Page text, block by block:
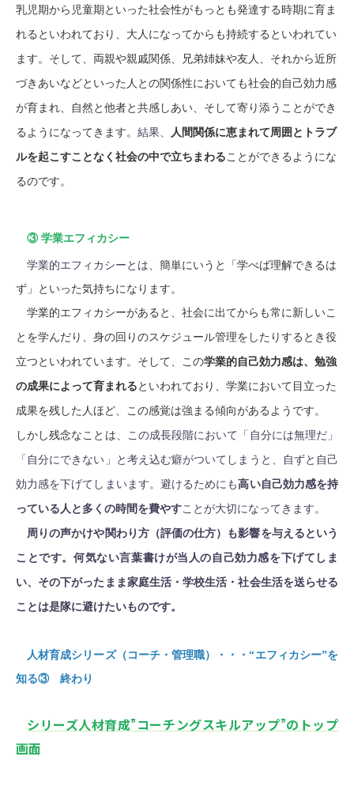
乳児期から児童期といった社会性がもっとも発達する時期に育ま
れるといわれており、大人になってからも持続するといわれてい
ます。そして、両親や親戚関係、兄弟姉妹や友人、それから近所
づきあいなどといった人との関係性においても社会的自己効力感
が育まれ、自然と他者と共感しあい、そして寄り添うことができ
るようになってきます。 結果、 人間関係に恵まれて周囲とトラブ
ルを起こすことなく社会の中で立ちまわる ことができるようにな
るのです。
③ 学業エフィカシー
学業的エフィカシーとは、 簡単にいうと「学べば理解できるは
ず」といった気持ちになります。
学業的エフィカシーがあると、社会に出てからも常に新しいこ
とを学んだり、身の回りのスケジュール管理をしたりするとき役
立つといわれています。そして、この学業的自己効力感は、勉強
の成果によって育まれる といわれており、学業において目立った
成果を残した人ほど、この感覚は強まる傾向があるようです。
しかし残念なことは、 この成長段階において「自分には無理だ」
「自分にできない」と考え込む癖がついてしまうと、自ずと自己
効力感を下げてしまいます。避けるためにも高い自己効力感を持
っている人と多くの時間を費やすことが大切になってきます。
周りの声かけや関わり方（評価の仕方）も影響を与えるという
ことです。何気ない言葉書けが当人の自己効力感を下げてしま
い、その下がったまま家庭生活・学校生活・社会生活を送らせる
ことは是隊に避けたいものです。
人材育成シリーズ（コーチ・管理職）・・・“エフィカシー”を
知る③ 終わり
シリーズ人材育成”コーチングスキルアップ”のトップ
画面